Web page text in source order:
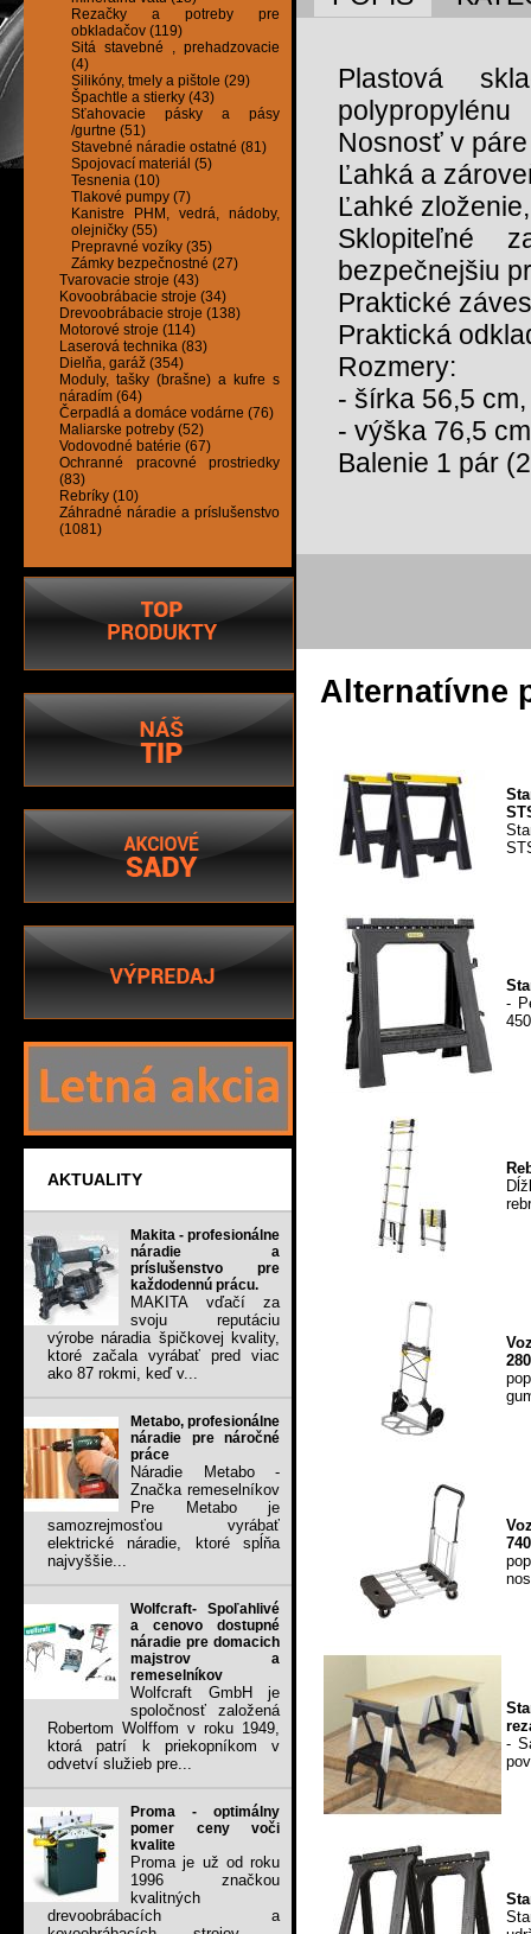
Rezačky a potreby pre
obkladačov (119)
Sitá stavebné , prehadzovacie
(4)
Silikóny, tmely a pištole (29)
Špachtle a stierky (43)
Sťahovacie pásky a pásy
/gurtne (51)
Stavebné náradie ostatné (81)
Spojovací materiál (5)
Tesnenia (10)
Tlakové pumpy (7)
Kanistre PHM, vedrá, nádoby,
olejničky (55)
Prepravné vozíky (35)
Zámky bezpečnostné (27)
Tvarovacie stroje (43)
Kovoobrábacie stroje (34)
Drevoobrábacie stroje (138)
Motorové stroje (114)
Laserová technika (83)
Dielňa, garáž (354)
Moduly, tašky (brašne) a kufre s
náradím (64)
Čerpadlá a domáce vodárne (76)
Maliarske potreby (52)
Vodovodné batérie (67)
Ochranné pracovné prostriedky
(83)
Rebríky (10)
Záhradné náradie a príslušenstvo
(1081)
AKTUALITY
Makita - profesionálne
náradie a
príslušenstvo pre
každodennú prácu.
MAKITA vďačí za
svoju reputáciu
výrobe náradia špičkovej kvality,
ktoré začala vyrábať pred viac
ako 87 rokmi, keď v...
Metabo, profesionálne
náradie pre náročné
práce
Náradie Metabo -
Značka remeselníkov
Pre Metabo je
samozrejmosťou vyrábať
elektrické náradie, ktoré spĺňa
najvyššie...
Wolfcraft- Spoľahlivé
a cenovo dostupné
náradie pre domacich
majstrov a
remeselníkov
Wolfcraft GmbH je
spoločnosť založená
Robertom Wolffom v roku 1949,
ktorá patrí k priekopníkom v
odvetví služieb pre...
Proma - optimálny
pomer ceny voči
kvalite
Proma je už od roku
1996 značkou
kvalitných
drevoobrábacích a
Plastová
polypropylénu
Nosnosť v
Ľahká a
Ľahké
Sklopiteľné
bezpečnejšiu
Praktické
Praktická
Rozmery:
- šírka 56,5 cm,
- výška 76,5
Balenie 1 pár
Alternatívne
-
-